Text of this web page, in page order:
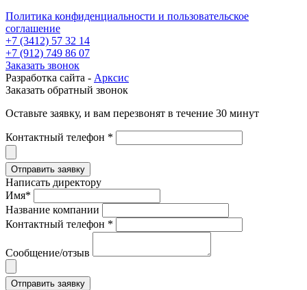
Политика конфиденциальности и пользовательское
соглашение
+7 (3412) 57 32 14
+7 (912) 749 86 07
Заказать звонок
Разработка сайта - Арксис
Заказать обратный звонок
Оставьте заявку, и вам перезвонят в течение 30 минут
Контактный телефон *
Написать директору
Имя*
Название компании
Контактный телефон *
Сообщение/отзыв